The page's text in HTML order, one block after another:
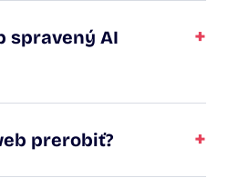
spravený AI
+
prerobiť? +